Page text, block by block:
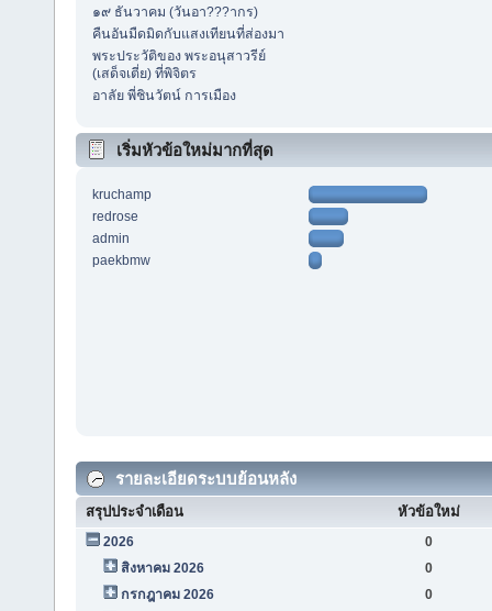
๑๙ ธันวาคม (วันอา???ากร)
คืนอันมืดมิดกับแสงเทียนที่ส่องมา
พระประวัติของ พระอนุสาวรีย์
(เสด็จเตี่ย) ที่พิจิตร
อาลัย พี่ชินวัตน์ การเมือง
เริ่มหัวข้อใหม่มากที่สุด
kruchamp
redrose
admin
paekbmw
รายละเอียดระบบย้อนหลัง
สรุปประจำเดือน หัวข้อใหม่
2026
0
สิงหาคม 2026
0
กรกฎาคม 2026
0